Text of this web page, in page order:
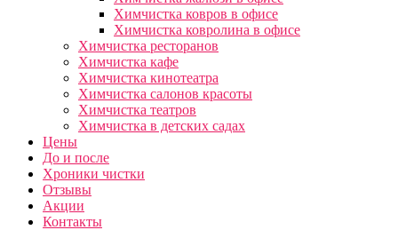
Химчистка ковров в офисе
Химчистка ковролина в офисе
Химчистка ресторанов
Химчистка кафе
Химчистка кинотеатра
Химчистка салонов красоты
Химчистка театров
Химчистка в детских садах
Цены
До и после
Хроники чистки
Отзывы
Акции
Контакты